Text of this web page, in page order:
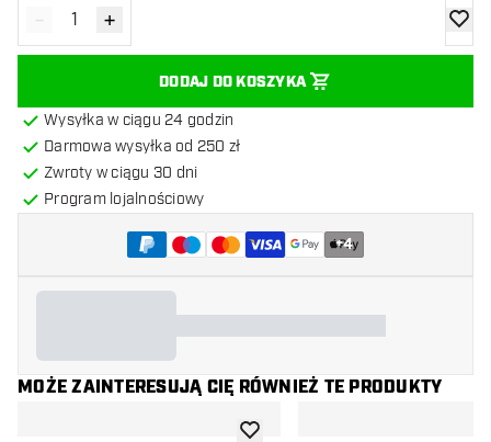
Zmniejsz ilość
- Zwiększ ilość
+
DODAJ DO KOSZYKA
Wysyłka w ciągu 24 godzin
Darmowa wysyłka od 250 zł
Zwroty w ciągu 30 dni
Program lojalnościowy
+4
MOŻE ZAINTERESUJĄ CIĘ RÓWNIEŻ TE PRODUKTY